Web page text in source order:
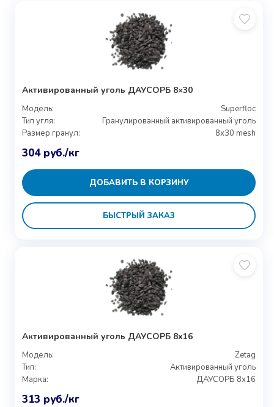
Активированный уголь ДАУСОРБ 8×30
Модель:
Superfloc
Тип угля:
Гранулированный активированный уголь
Размер гранул:
8x30 mesh
304 руб./кг
ДОБАВИТЬ В КОРЗИНУ
БЫСТРЫЙ ЗАКАЗ
Активированный уголь ДАУСОРБ 8х16
Модель:
Zetag
Тип:
Активированный уголь
Марка:
ДАУСОРБ 8х16
313 руб./кг